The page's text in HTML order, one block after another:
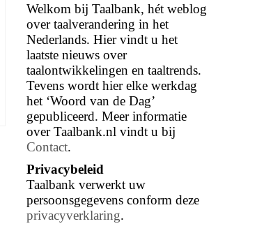
Welkom bij Taalbank, hét weblog
over taalverandering in het
Nederlands. Hier vindt u het
laatste nieuws over
taalontwikkelingen en taaltrends.
Tevens wordt hier elke werkdag
het ‘Woord van de Dag’
gepubliceerd. Meer informatie
over Taalbank.nl vindt u bij
Contact.
Privacybeleid
Taalbank verwerkt uw
persoonsgegevens conform deze
privacyverklaring.